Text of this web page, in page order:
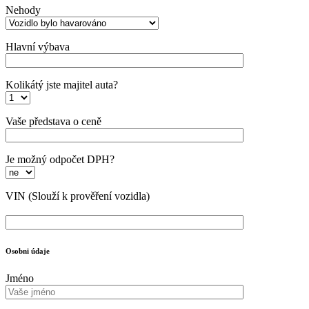
Nehody
Hlavní výbava
Kolikátý jste majitel auta?
Vaše představa o ceně
Je možný odpočet DPH?
VIN (Slouží k prověření vozidla)
Osobni údaje
Jméno